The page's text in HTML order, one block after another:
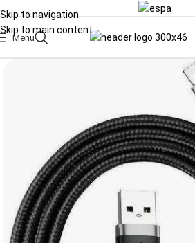
Skip to navigation
Skip to main content
Menu